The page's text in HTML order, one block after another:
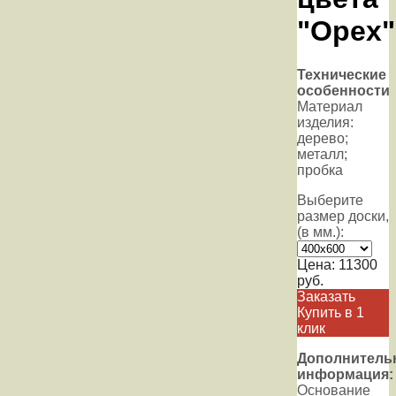
"Орех"
Технические
особенности
Материал
изделия:
дерево;
металл;
пробка
Выберите
размер доски,
(в мм.):
Цена: 11300
руб.
Заказать
Купить в 1
клик
информация:
Основание